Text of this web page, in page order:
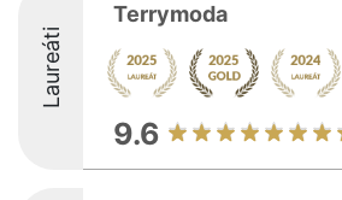
Laureáti
Terrymoda
9.6